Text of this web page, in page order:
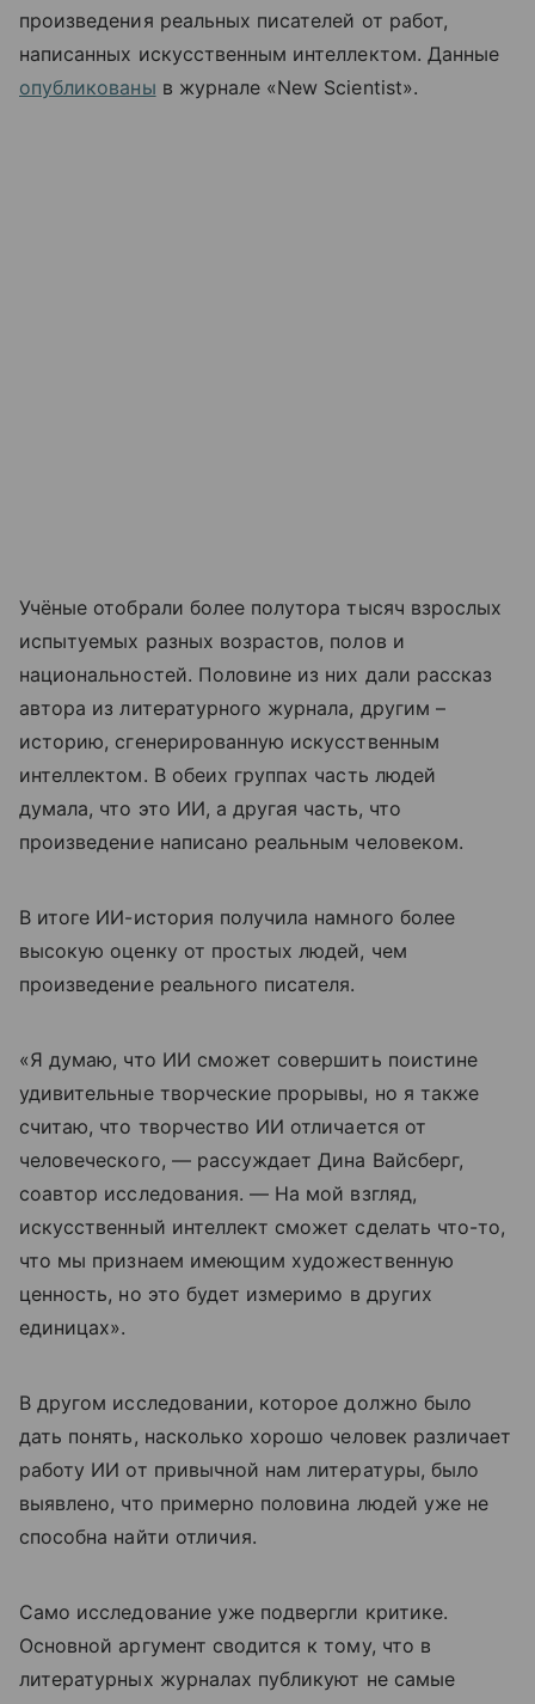
произведения реальных писателей от работ,
написанных искусственным интеллектом. Данные
опубликованы в журнале «New Scientist».
Учёные отобрали более полутора тысяч взрослых
испытуемых разных возрастов, полов и
национальностей. Половине из них дали рассказ
автора из литературного журнала, другим –
историю, сгенерированную искусственным
интеллектом. В обеих группах часть людей
думала, что это ИИ, а другая часть, что
произведение написано реальным человеком.
В итоге ИИ-история получила намного более
высокую оценку от простых людей, чем
произведение реального писателя.
«Я думаю, что ИИ сможет совершить поистине
удивительные творческие прорывы, но я также
считаю, что творчество ИИ отличается от
человеческого, — рассуждает Дина Вайсберг,
соавтор исследования. — На мой взгляд,
искусственный интеллект сможет сделать что-то,
что мы признаем имеющим художественную
ценность, но это будет измеримо в других
единицах».
В другом исследовании, которое должно было
дать понять, насколько хорошо человек различает
работу ИИ от привычной нам литературы, было
выявлено, что примерно половина людей уже не
способна найти отличия.
Само исследование уже подвергли критике.
Основной аргумент сводится к тому, что в
литературных журналах публикуют не самые